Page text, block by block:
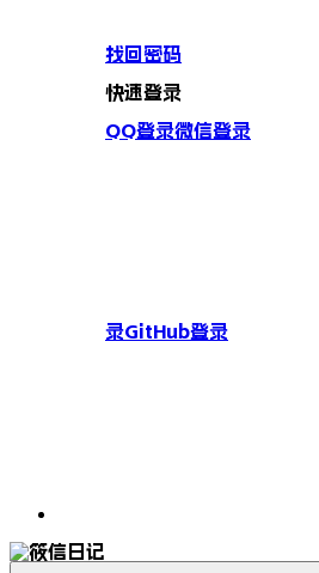
找回密码
快速登录
QQ登录微信登录
录GitHub登录